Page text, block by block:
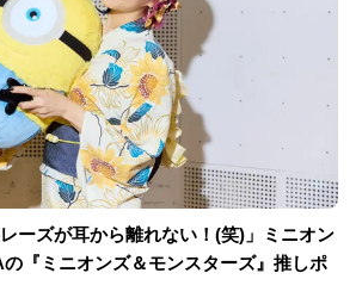
レーズが耳から離れない！(笑)」ミニオン
『ミニオンズ＆モンスターズ』推しポ